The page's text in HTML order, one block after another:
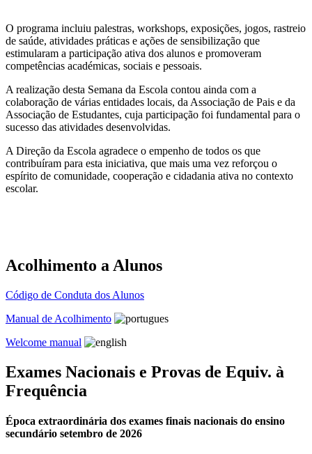
O programa incluiu palestras, workshops, exposições, jogos, rastreio
de saúde, atividades práticas e ações de sensibilização que
estimularam a participação ativa dos alunos e promoveram
competências académicas, sociais e pessoais.
A realização desta Semana da Escola contou ainda com a
colaboração de várias entidades locais, da Associação de Pais e da
Associação de Estudantes, cuja participação foi fundamental para o
sucesso das atividades desenvolvidas.
A Direção da Escola agradece o empenho de todos os que
contribuíram para esta iniciativa, que mais uma vez reforçou o
espírito de comunidade, cooperação e cidadania ativa no contexto
escolar.
Acolhimento a Alunos
Código de Conduta dos Alunos
Manual de Acolhimento
Welcome manual
Exames Nacionais e Provas de Equiv. à
Frequência
Época extraordinária dos exames finais nacionais do ensino
secundário setembro de 2026